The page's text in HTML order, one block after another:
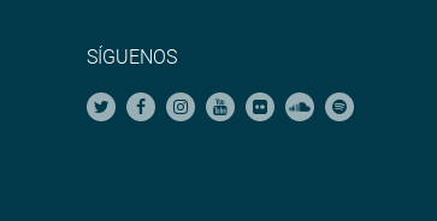
SÍGUENOS